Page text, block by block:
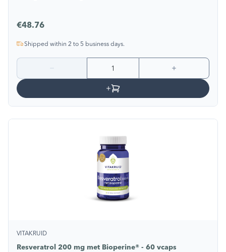
€48.76
Shipped within 2 to 5 business days.
VITAKRUID
Resveratrol 200 mg met Bioperine® - 60 vcaps